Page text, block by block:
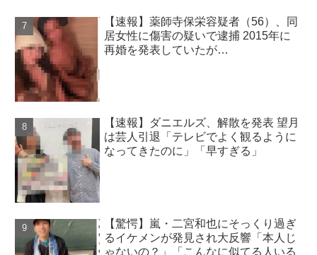
【速報】薬師寺保栄容疑者（56）、同
居女性に傷害の疑いで逮捕 2015年に
再婚を発表していたが…
【速報】ダニエルズ、解散を発表 望月
は芸人引退「テレビでよく観るように
なってきたのに」「早すぎる」
【驚愕】嵐・二宮和也にそっくり過ぎ
るイケメンが発見され大反響「本人じ
ゃないの？」「こんなに似てる人いる